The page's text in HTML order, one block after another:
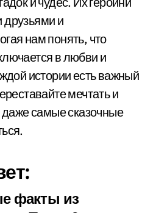
друзьями и
нам понять, что
в любви и
истории есть важный
мечтать и
даже самые сказочные
факты из